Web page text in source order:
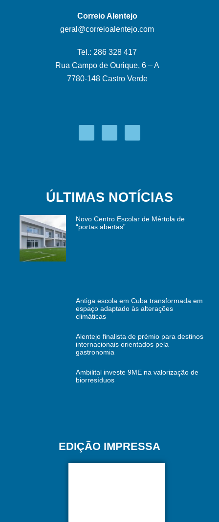
Correio Alentejo
geral@correioalentejo.com
Tel.: 286 328 417
Rua Campo de Ourique, 6 – A
7780-148 Castro Verde
ÚLTIMAS NOTÍCIAS
Novo Centro Escolar de Mértola de
“portas abertas”
Antiga escola em Cuba transformada em
espaço adaptado às alterações
climáticas
Alentejo finalista de prémio para destinos
internacionais orientados pela
gastronomia
Ambilital investe 9ME na valorização de
biorresíduos
EDIÇÃO IMPRESSA